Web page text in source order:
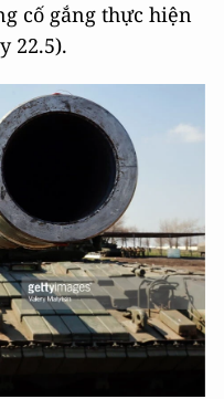
cố gắng thực hiện
22.5).